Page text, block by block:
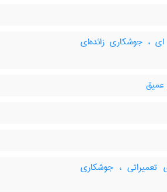
، جوشکاری زائده‌ای
، جوشکاری